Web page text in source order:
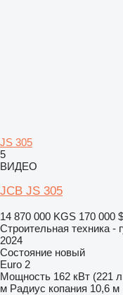
JS 305
5
ВИДЕО
JCB JS 305
14 870 000 KGS 170 000 $
Строительная техника -
2024
Состояние новый
Euro 2
Мощность 162 кВт (221
м Радиус копания 10,6 м